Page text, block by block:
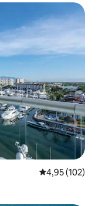
Prosječna
4,95 (102)